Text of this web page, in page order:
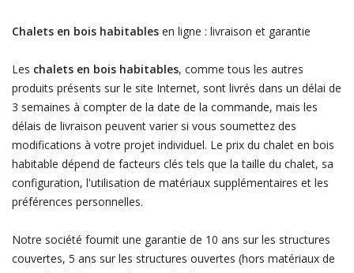
Chalets en bois habitablesen ligne : livraison et garantie
Les chalets en bois habitables, comme tous les autres
produits présents sur le site Internet, sont livrés dans un délai de
3 semaines à compter de la date de la commande, mais les
délais de livraison peuvent varier si vous soumettez des
modifications à votre projet individuel. Le prix du chalet en bois
habitable dépend de facteurs clés tels que la taille du chalet, sa
configuration, l'utilisation de matériaux supplémentaires et les
préférences personnelles.
Notre société fournit une garantie de 10 ans sur les structures
couvertes, 5 ans sur les structures ouvertes (hors matériaux de